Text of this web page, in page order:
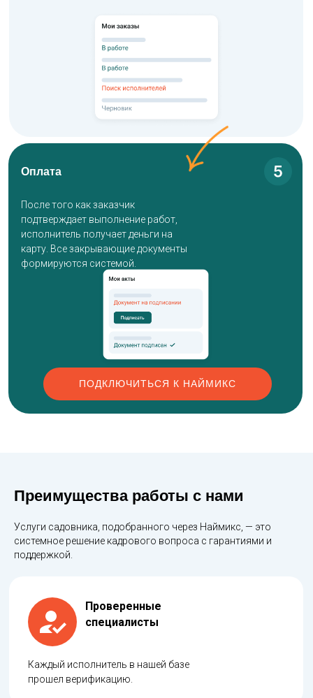
Оплата
После того как заказчик
подтверждает выполнение работ,
исполнитель получает деньги на
карту. Все закрывающие документы
формируются системой.
ПОДКЛЮЧИТЬСЯ К НАЙМИКС
Преимущества работы с нами
Услуги садовника, подобранного через Наймикс, — это
системное решение кадрового вопроса с гарантиями и
поддержкой.
Проверенные
специалисты
Каждый исполнитель в нашей базе
прошел верификацию.